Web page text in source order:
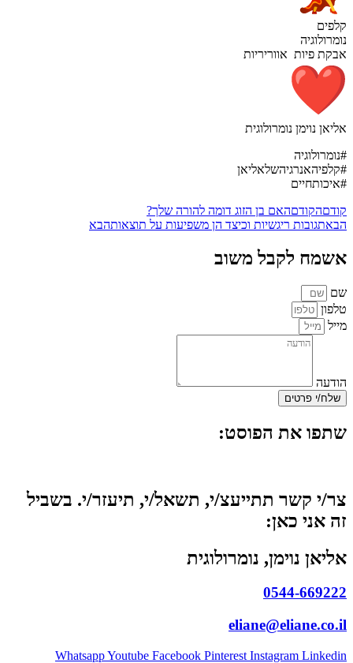
קלפים
נומרולוגיה
אבקת פיות אווריריות
אליאן נוימן נומרולוגית
#נומרולוגיה
#קלפיהאנרגיהשלאליאן
#איכותחיים
קודםהקודםהאם בן הזוג דומה להורה שלך?
הבאתגובות ריגשיות וכיצד הן משפיעות על תוצאותהבא
אשמח לקבל משוב
שם
טלפון
מייל
הודעה
שלח/י פרטים
שתפו את הפוסט:
צר/י קשר תתייעצ/י, תשאל/י, תיעזר/י. בשביל
זה אני כאן:
אליאן נוימן, נומרולוגית
0544-669222
eliane@eliane.co.il
WhatsappYoutube Facebook Pinterest Instagram Linkedin